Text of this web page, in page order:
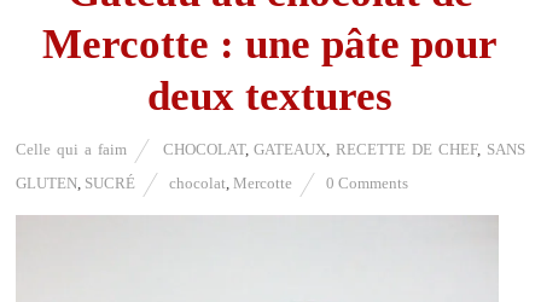
Mercotte : une pâte pour
deux textures
Celle qui a faim CHOCOLAT,GATEAUX ,RECETTE DE CHEF, SANS
GLUTEN SUCRÉ chocolat ,Mercotte 0 Comments